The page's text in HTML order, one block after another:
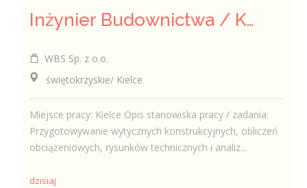
Inżynier Budownictwa / Konstruktor (k/m/n)
WBS Sp. z o.o.
świętokrzyskie/ Kielce
Miejsce pracy: Kielce Opis stanowiska pracy / zadania:
Przygotowywanie wytycznych konstrukcyjnych, obliczeń
obciążeniowych, rysunków technicznych i analiz...
dzisiaj